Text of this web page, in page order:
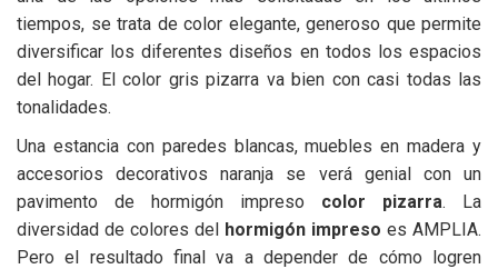
tiempos, se trata de color elegante, generoso que permite
diversificar los diferentes diseños en todos los espacios
del hogar. El color gris pizarra va bien con casi todas las
tonalidades.
Una estancia con paredes blancas, muebles en madera y
accesorios decorativos naranja se verá genial con un
pavimento de hormigón impreso color pizarra. La
diversidad de colores del hormigón impreso es AMPLIA.
Pero el resultado final va a depender de cómo logren